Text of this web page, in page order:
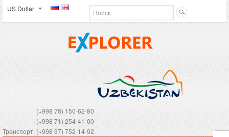
US Dollar
(+998 78) 150-62-80
(+998 71) 254-41-00
Транспорт: (+998 97) 752-14-92